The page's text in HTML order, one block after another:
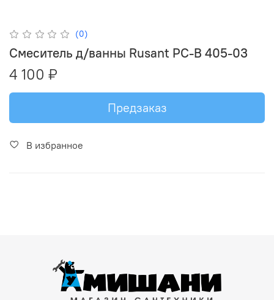
(0)
Смеситель д/ванны Rusant PC-B 405-03
4 100 ₽
Предзаказ
В избранное